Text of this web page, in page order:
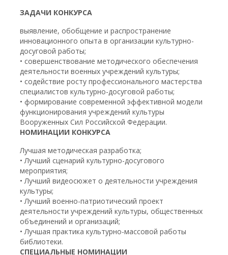
ЗАДАЧИ КОНКУРСА
выявление, обобщение и распространение
инновационного опыта в организации культурно-
досуговой работы;
• совершенствование методического обеспечения
деятельности военных учреждений культуры;
• содействие росту профессионального мастерства
специалистов культурно-досуговой работы;
• формирование современной эффективной модели
функционирования учреждений культуры
Вооруженных Сил Российской Федерации.
НОМИНАЦИИ КОНКУРСА
Лучшая методическая разработка;
• Лучший сценарий культурно-досугового
мероприятия;
• Лучший видеосюжет о деятельности учреждения
культуры;
• Лучший военно-патриотический проект
деятельности учреждений культуры, общественных
объединений и организаций;
• Лучшая практика культурно-массовой работы
библиотеки.
СПЕЦИАЛЬНЫЕ НОМИНАЦИИ